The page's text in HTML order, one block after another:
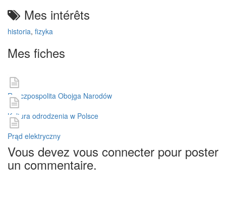
Mes intérêts
historia, fizyka
Mes fiches
Rzeczpospolita Obojga Narodów
Kultura odrodzenia w Polsce
Prąd elektryczny
Vous devez vous connecter pour poster
un commentaire.